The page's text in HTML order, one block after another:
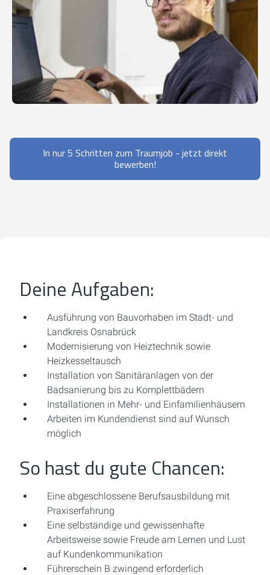
In nur 5 Schritten zum Traumjob - jetzt direkt
bewerben!
Deine Aufgaben:
Ausführung von Bauvorhaben im Stadt- und
Landkreis Osnabrück
Modernisierung von Heiztechnik sowie
Heizkesseltausch
Installation von Sanitäranlagen von der
Badsanierung bis zu Komplettbädern
Installationen in Mehr- und Einfamilienhäusern
Arbeiten im Kundendienst sind auf Wunsch
möglich
So hast du gute Chancen:
Eine abgeschlossene Berufsausbildung mit
Praxiserfahrung
Eine selbständige und gewissenhafte
Arbeitsweise sowie Freude am Lernen und Lust
auf Kundenkommunikation
Führerschein B zwingend erforderlich